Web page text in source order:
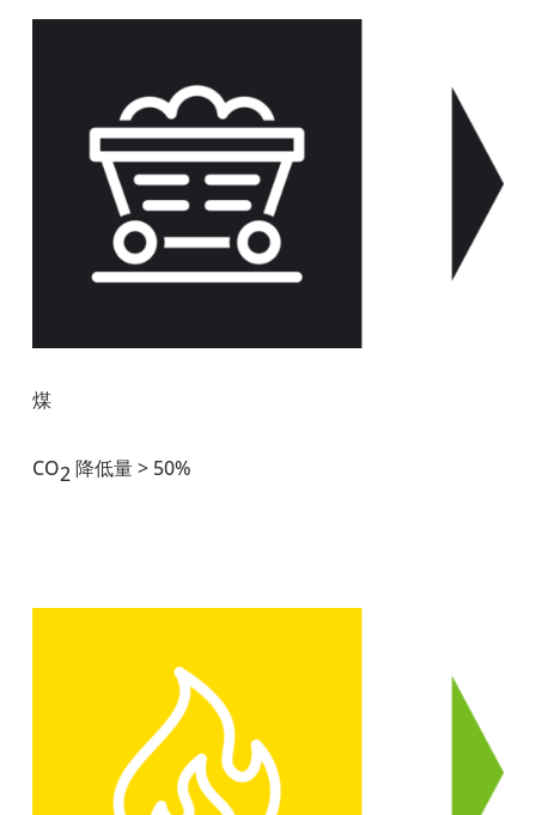
煤
CO2降低量 > 50%